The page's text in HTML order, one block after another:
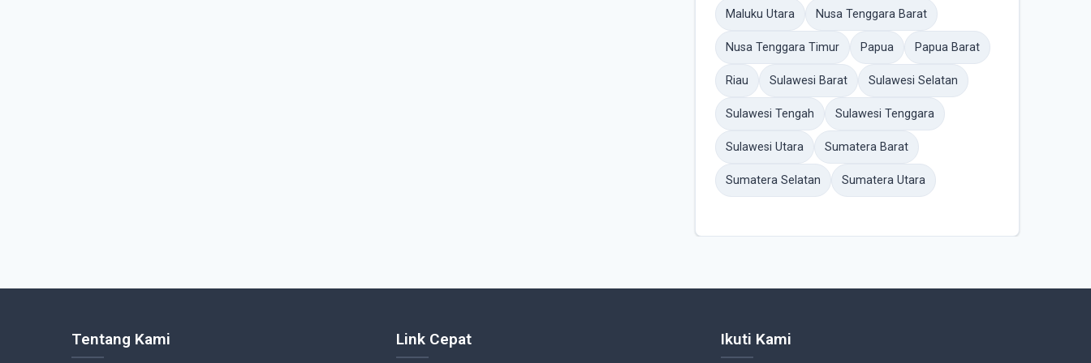
Maluku Utara Nusa Tenggara Barat
Nusa Tenggara Timur Papua Papua Barat
Riau Sulawesi Barat Sulawesi Selatan
Sulawesi Tengah Sulawesi Tenggara
Sulawesi Utara Sumatera Barat
Sumatera Selatan Sumatera Utara
Tentang Kami Link Cepat Ikuti Kami